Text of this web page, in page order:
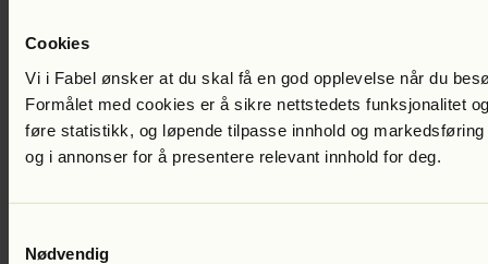
Cookies
Vi i Fabel ønsker at du skal få en god opplevelse når du
Formålet med cookies er å sikre nettstedets funksjonalitet
føre statistikk, og løpende tilpasse innhold og markedsføring
og i annonser for å presentere relevant innhold for deg.
Nødvendig
60%
Kampanje
100 kr
/mnd i 2 mnd
Veil. 249 kr /mnd
Familie